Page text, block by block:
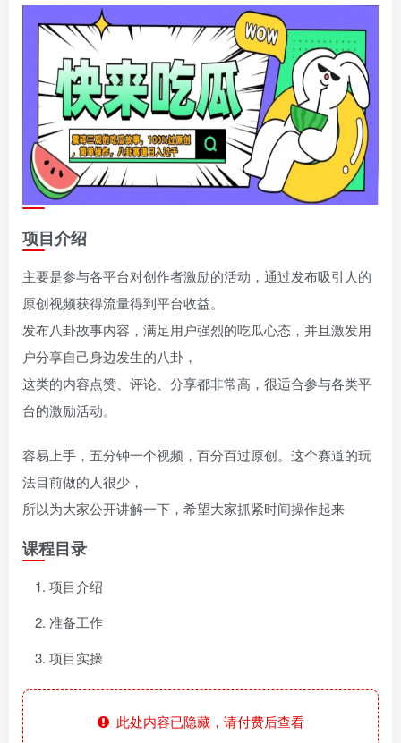
项目介绍
主要是参与各平台对创作者激励的活动，通过发布吸引人的
原创视频获得流量得到平台收益。
发布八卦故事内容，满足用户强烈的吃瓜心态，并且激发用
户分享自己身边发生的八卦，
这类的内容点赞、评论、分享都非常高，很适合参与各类平
台的激励活动。
容易上手，五分钟一个视频，百分百过原创。这个赛道的玩
法目前做的人很少，
所以为大家公开讲解一下，希望大家抓紧时间操作起来
课程目录
项目介绍
准备工作
项目实操
此处内容已隐藏，请付费后查看